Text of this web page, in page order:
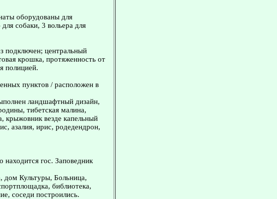
оборудованы для
собаки, 3 вольера для
подключен; центральный
крошка, протяженность от
полицией.
пунктов / расположен в
ландшафтный дизайн,
тибетская малина,
крыжовник везде капельный
азалия, ирис, родедендрон,
гос. Заповедник
дом Культуры, Больница,
библиотека,
соседи построились.